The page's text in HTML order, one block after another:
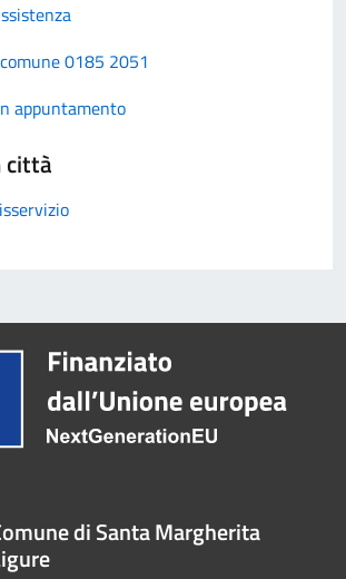
0185 2051
appuntamento
città
di Santa Margherita